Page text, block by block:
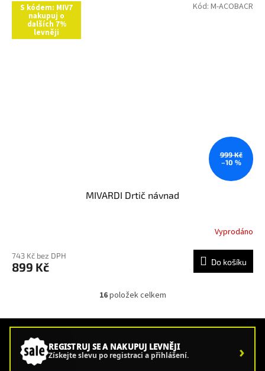
S kódem: MIV7
nakupuj o
dalších 7%
levněji
999 Kč
–10 %
MIVARDI Drtič návnad
Vyprodáno
743 Kč bez DPH
899 Kč Do košíku
Kód: M-ACOBACR
O
l
d
a
16položek celkem
REGISTRUJ SE A NAKUPUJ LEVNĚJI
Získejte slevu po registraci a přihlášení. ›